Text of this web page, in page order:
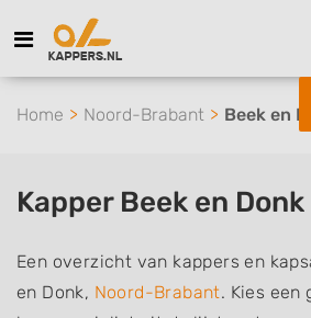
Home Noord-Brabant Beek en
Kapper Beek en Donk
Een overzicht van kappers en
en Donk, Noord-Brabant. Kies een